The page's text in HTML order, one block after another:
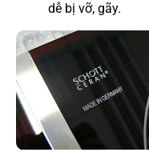
dễ bị vỡ, gãy.